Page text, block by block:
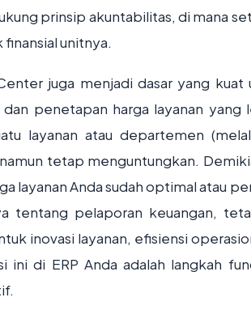
prinsip akuntabilitas, di mana
unitnya.
juga menjadi dasar yang kuat
penetapan harga layanan yang
layanan atau departemen
tetap menguntungkan.
layanan Anda sudah optimal atau
tentang pelaporan keuangan,
inovasi layanan, efisiensi
ini di ERP Anda adalah langkah